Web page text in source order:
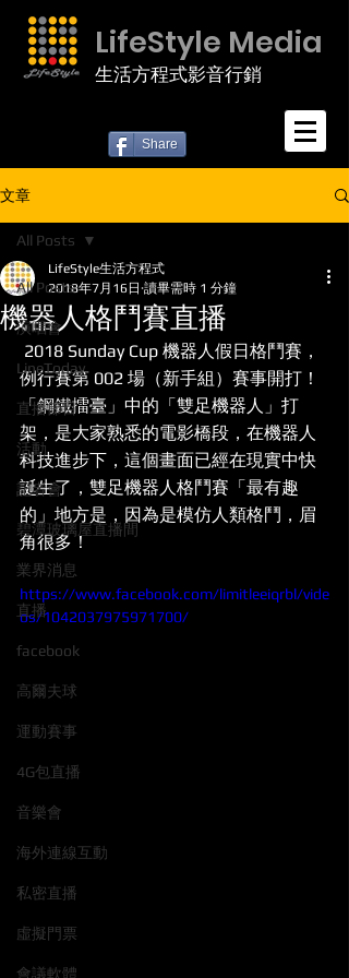
LifeStyle Media
生活方程式影音行銷
Share
文章
All Posts
演唱會
LineToday
直播節目
活動
記者會
碧潭玻璃屋直播間
業界消息
直播
facebook
高爾夫球
運動賽事
4G包直播
音樂會
海外連線互動
私密直播
虛擬門票
會議軟體
All Posts
機器人格鬥賽直播
LifeStyle生活方程式
2018年7月16日 讀畢需時 1 分鐘
例行賽第 002 場（新手組）賽事開打！
「鋼鐵擂臺」中的「雙足機器人」打
架，是大家熟悉的電影橋段，在機器人
科技進步下，這個畫面已經在現實中快
誕生了，雙足機器人格鬥賽「最有趣
的」地方是，因為是模仿人類格鬥，眉
角很多！
https://www.facebook.com/limitleeiqrbl/vide
os/1042037975971700/